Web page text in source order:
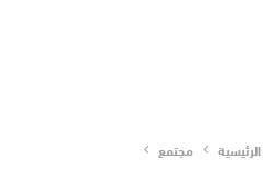
الرئيسية مجتمع